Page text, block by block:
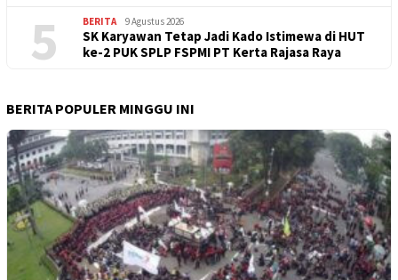
5 BERITA 9 Agustus 2026
SK Karyawan Tetap Jadi Kado Istimewa di HUT
ke-2 PUK SPLP FSPMI PT Kerta Rajasa Raya
BERITA POPULER MINGGU INI